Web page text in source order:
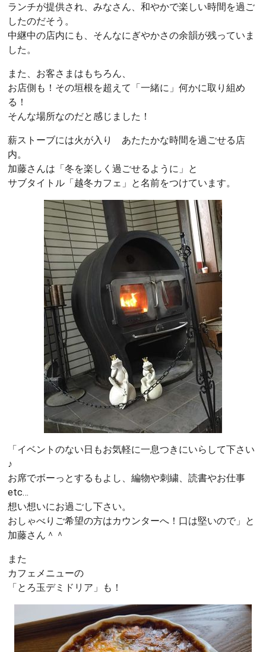
ランチが提供され、みなさん、和やかで楽しい時間を過ご
したのだそう。
中継中の店内にも、そんなにぎやかさの余韻が残っていま
した。
また、お客さまはもちろん、
お店側も！その垣根を超えて「一緒に」何かに取り組め
る！
そんな場所なのだと感じました！
薪ストーブには火が入り あたたかな時間を過ごせる店
内。
加藤さんは「冬を楽しく過ごせるように」と
サブタイトル「越冬カフェ」と名前をつけています。
「イベントのない日もお気軽に一息つきにいらして下さい
♪
お席でボーっとするもよし、編物や刺繍、読書やお仕事
etc…
想い想いにお過ごし下さい。
おしゃべりご希望の方はカウンターへ！口は堅いので」と
加藤さん＾＾
また
カフェメニューの
「とろ玉デミドリア」も！